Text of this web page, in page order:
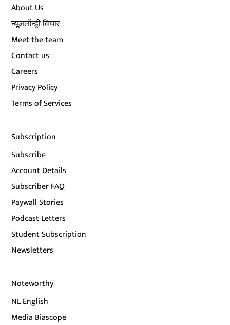
About Us
न्यूज़लॉन्ड्री विचार
Meet the team
Contact us
Careers
Privacy Policy
Terms of Services
Subscription
Subscribe
Account Details
Subscriber FAQ
Paywall Stories
Podcast Letters
Student Subscription
Newsletters
Noteworthy
NL English
Media Biascope